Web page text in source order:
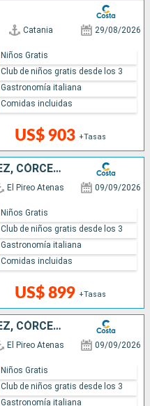
Catania 29/08/2026
US$ 903 +Tasas
Niños Gratis
Club de niños gratis desde los 3
Gastronomía italiana
Comidas incluidas
GRECIA, MALTA, ITALIA, TÚNEZ, CÓRCEGA (FRANCIA)
El Pireo Atenas 09/09/2026
US$ 899 +Tasas
Niños Gratis
Club de niños gratis desde los 3
Gastronomía italiana
Comidas incluidas
GRECIA, MALTA, ITALIA, TÚNEZ, CÓRCEGA (FRANCIA), FRANCIA
El Pireo Atenas 09/09/2026
Niños Gratis
Club de niños gratis desde los 3
Gastronomía italiana